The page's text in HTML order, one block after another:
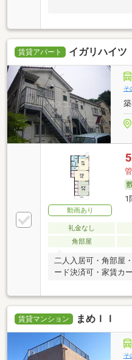
賃貸アパート イガリハイツ
そ
動画あり
1
礼金なし
角部屋
二人入居可・角部屋
ード決済可・家賃カ
賃貸マンション まめＩＩ
そ